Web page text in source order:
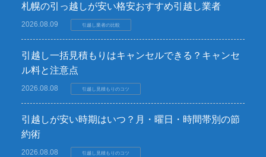
札幌の引っ越しが安い格安おすすめ引越し業者
2026.08.09 引越し業者の比較
引越し一括見積もりはキャンセルできる？キャンセ
ル料と注意点
2026.08.08 引越し見積もりのコツ
引越しが安い時期はいつ？月・曜日・時間帯別の節
約術
2026.08.08 引越し見積もりのコツ